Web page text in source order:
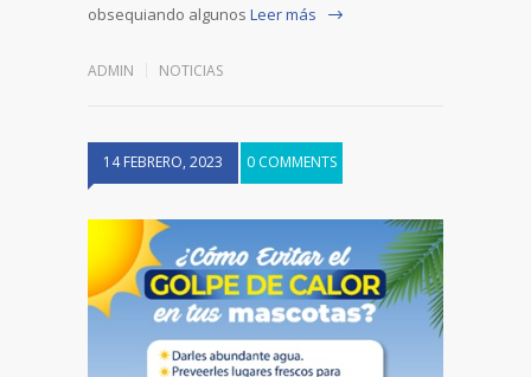
obsequiando algunos Leer más
ADMIN NOTICIAS
14 FEBRERO, 2023 0 COMMENTS